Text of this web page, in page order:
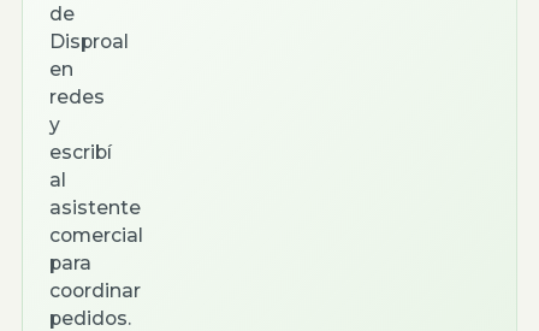
de
Disproal
en
redes
y
escribí
al
asistente
comercial
para
coordinar
pedidos.